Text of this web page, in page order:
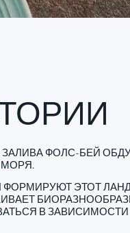
ФОЛС-БЕЙ
МОРЯ.
ЭТОТ
В ЗАВИСИМОСТИ